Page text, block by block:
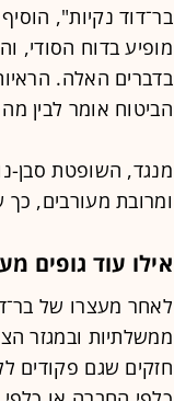
בר־דוד נקיות",
מופיע בדוח הסודי,
בדברים האלה.
הביטוח אומר לבין
מנגד, השופטת סבן-
ומרובת מעורבים,
אילו עוד גופים
לאחר מעצרו של
ממשלתיות ובמגזר
חזקים שגם פקודים